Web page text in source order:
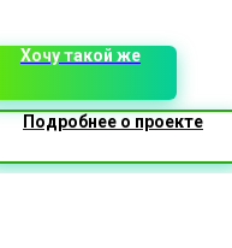
Хочу такой же
Подробнее о проекте